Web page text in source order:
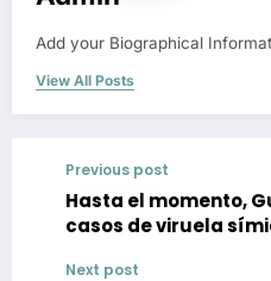
Add your Biographical
View All Posts
Previous post
Hasta el momento,
casos de viruela
Next post